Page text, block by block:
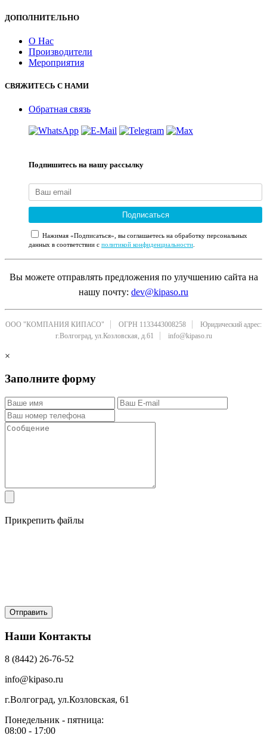
ДОПОЛНИТЕЛЬНО
О Нас
Производители
Мероприятия
СВЯЖИТЕСЬ С НАМИ
Обратная связь
Подпишитесь на нашу рассылку
Подписаться
Нажимая «Подписаться», вы соглашаетесь на обработку персональных
данных в соответствии с политикой конфиденциальности
Вы можете отправлять предложения по улучшению сайта на
нашу почту: dev@kipaso.ru
ООО "КОМПАНИЯ КИПАСО" ОГРН 1133443008258
Юридический адрес:
г.Волгоград, ул.Козловская, д.61
info@kipaso.ru
×
Заполните форму
Прикрепить файлы
Наши Контакты
8 (8442) 26-76-52
info@kipaso.ru
г.Волгоград, ул.Козловская, 61
Понедельник - пятница:
08:00 - 17:00